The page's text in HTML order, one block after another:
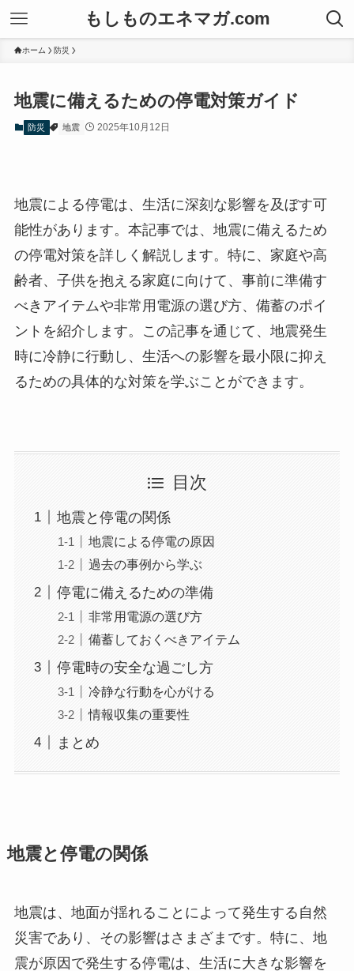
もしものエネマガ.com
ホーム 防災
地震に備えるための停電対策ガイド
防災 地震 2025年10月12日
地震による停電は、生活に深刻な影響を及ぼす可
能性があります。本記事では、地震に備えるため
の停電対策を詳しく解説します。特に、家庭や高
齢者、子供を抱える家庭に向けて、事前に準備す
べきアイテムや非常用電源の選び方、備蓄のポイ
ントを紹介します。この記事を通じて、地震発生
時に冷静に行動し、生活への影響を最小限に抑え
るための具体的な対策を学ぶことができます。
目次
地震と停電の関係
地震による停電の原因
過去の事例から学ぶ
停電に備えるための準備
非常用電源の選び方
備蓄しておくべきアイテム
停電時の安全な過ごし方
冷静な行動を心がける
情報収集の重要性
まとめ
地震と停電の関係
地震は、地面が揺れることによって発生する自然
災害であり、その影響はさまざまです。特に、地
震が原因で発生する停電は、生活に大きな影響を